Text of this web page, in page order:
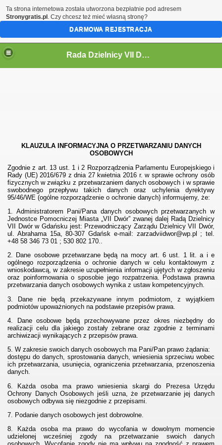
Rada Dzielnicy VII Dwór
KLAUZULA INFORMACYJNA O PRZETWARZANIU DANYCH
OSOBOWYCH
Zgodnie z art. 13 ust. 1 i 2 Rozporządzenia Parlamentu Europejskiego i
Rady (UE) 2016/679 z dnia 27 kwietnia 2016 r. w sprawie ochrony osób
fizycznych w związku z przetwarzaniem danych osobowych i w sprawie
swobodnego przepływu takich danych oraz uchylenia dyrektywy
95/46/WE (ogólne rozporządzenie o ochronie danych) informujemy, że:
1. Administratorem Pani/Pana danych osobowych przetwarzanych w
Jednostce Pomocniczej Miasta „VII Dwór” zwanej dalej Radą Dzielnicy
VII Dwór w Gdańsku jest: Przewodniczący Zarządu Dzielnicy VII Dwór,
ul. Abrahama 15a, 80-307 Gdańsk e-mail: zarzadviidwor@wp.pl ; tel.
+48 58 346 73 01 ; 530 802 170..
2. Dane osobowe przetwarzane będą na mocy art. 6 ust. 1 lit. a i e
ogólnego rozporządzenia o ochronie danych w celu kontaktowym z
wnioskodawcą, w zakresie uzupełnienia informacji ujętych w zgłoszeniu
oraz poinformowania o sposobie jego rozpatrzenia. Podstawa prawna
przetwarzania danych osobowych wynika z ustaw kompetencyjnych.
3. Dane nie będą przekazywane innym podmiotom, z wyjątkiem
podmiotów upoważnionych na podstawie przepisów prawa.
4. Dane osobowe będą przechowywane przez okres niezbędny do
realizacji celu dla jakiego zostały zebrane oraz zgodnie z terminami
archiwizacji wynikających z przepisów prawa.
5. W zakresie swoich danych osobowych ma Pani/Pan prawo żądania:
dostępu do danych, sprostowania danych, wniesienia sprzeciwu wobec
ich przetwarzania, usunięcia, ograniczenia przetwarzania, przenoszenia
danych.
6. Każda osoba ma prawo wniesienia skargi do Prezesa Urzędu
Ochrony Danych Osobowych jeśli uzna, że przetwarzanie jej danych
osobowych odbywa się niezgodnie z przepisami.
7. Podanie danych osobowych jest dobrowolne.
8. Każda osoba ma prawo do wycofania w dowolnym momencie
udzielonej wcześniej zgody na przetwarzanie swoich danych
na III Kadencję 2019 - 2024
Ta strona internetowa została utworzona bezpłatnie pod adresem
Stronygratis.pl . Czy chcesz też mieć własną stronę?
DARMOWA REJESTRACJA